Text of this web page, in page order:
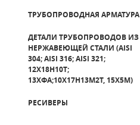
ТРУБОПРОВОДНАЯ АРМАТУРА
ДЕТАЛИ ТРУБОПРОВОДОВ ИЗ
НЕРЖАВЕЮЩЕЙ СТАЛИ (AISI
304; AISI 316; AISI 321;
12Х18Н10Т;
13ХФА;10Х17Н13М2Т, 15Х5М)
РЕСИВЕРЫ